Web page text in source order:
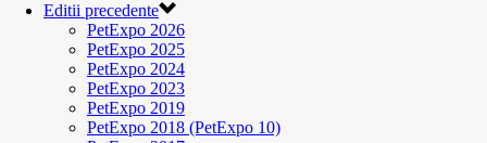
Editii precedente
PetExpo 2026
PetExpo 2025
PetExpo 2024
PetExpo 2023
PetExpo 2019
PetExpo 2018 (PetExpo 10)